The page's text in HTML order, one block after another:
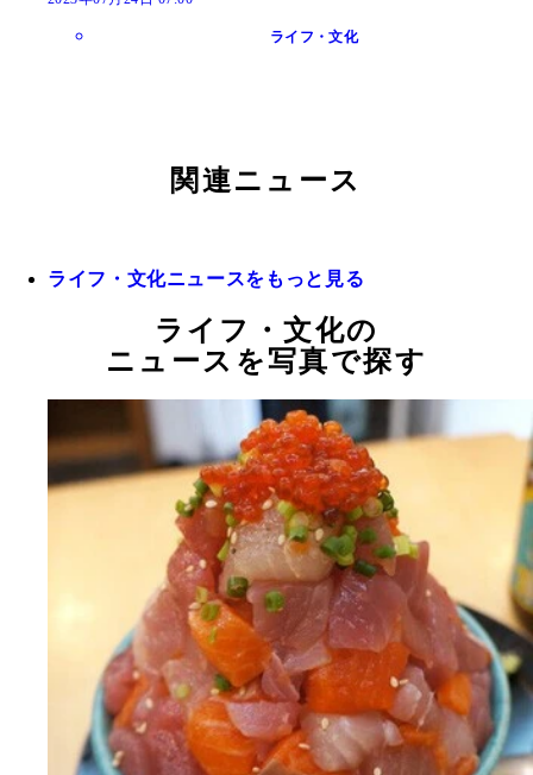
ライフ・文化
関連ニュース
ライフ・文化ニュースをもっと見る
ライフ・文化の
ニュースを写真で探す